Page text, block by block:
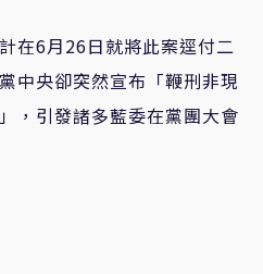
在6月26日就將此案逕付二
中央卻突然宣布「鞭刑非現
，引發諸多藍委在黨團大會